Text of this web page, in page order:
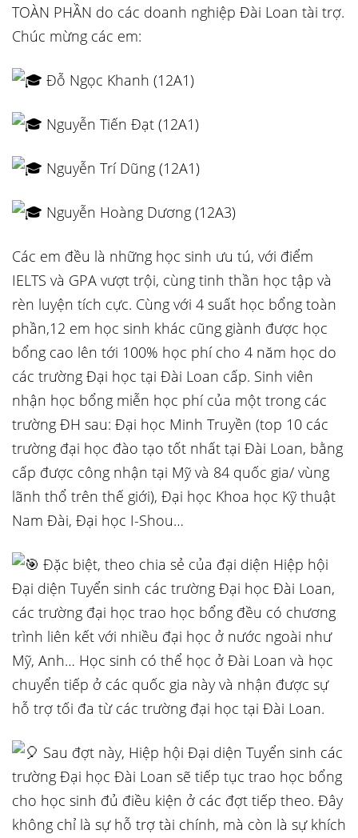
TOÀN PHẦN do các doanh nghiệp Đài Loan tài trợ.
Chúc mừng các em:
Đỗ Ngọc Khanh (12A1)
Nguyễn Tiến Đạt (12A1)
Nguyễn Trí Dũng (12A1)
Nguyễn Hoàng Dương (12A3)
Các em đều là những học sinh ưu tú, với điểm
IELTS và GPA vượt trội, cùng tinh thần học tập và
rèn luyện tích cực. Cùng với 4 suất học bổng toàn
phần,12 em học sinh khác cũng giành được học
bổng cao lên tới 100% học phí cho 4 năm học do
các trường Đại học tại Đài Loan cấp. Sinh viên
nhận học bổng miễn học phí của một trong các
trường ĐH sau: Đại học Minh Truyền (top 10 các
trường đại học đào tạo tốt nhất tại Đài Loan, bằng
cấp được công nhận tại Mỹ và 84 quốc gia/ vùng
lãnh thổ trên thế giới), Đại học Khoa học Kỹ thuật
Nam Đài, Đại học I-Shou…
Đặc biệt, theo chia sẻ của đại diện Hiệp hội
Đại diện Tuyển sinh các trường Đại học Đài Loan,
các trường đại học trao học bổng đều có chương
trình liên kết với nhiều đại học ở nước ngoài như
Mỹ, Anh… Học sinh có thể học ở Đài Loan và học
chuyển tiếp ở các quốc gia này và nhận được sự
hỗ trợ tối đa từ các trường đại học tại Đài Loan.
Sau đợt này, Hiệp hội Đại diện Tuyển sinh các
trường Đại học Đài Loan sẽ tiếp tục trao học bổng
cho học sinh đủ điều kiện ở các đợt tiếp theo. Đây
không chỉ là sự hỗ trợ tài chính, mà còn là sự khích